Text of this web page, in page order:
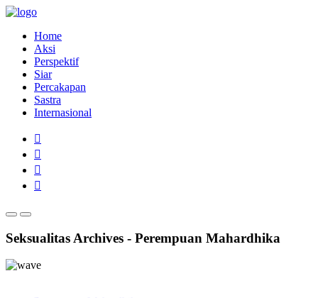
Home
Aksi
Perspektif
Siar
Percakapan
Sastra
Internasional
Seksualitas Archives - Perempuan Mahardhika